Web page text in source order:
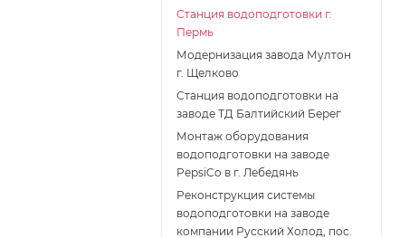
Станция водоподготовки г.
Пермь
Модернизация завода Мултон
г. Щелково
Станция водоподготовки на
заводе ТД Балтийский Берег
Монтаж оборудования
водоподготовки на заводе
PepsiCo в г. Лебедянь
Реконструкция системы
водоподготовки на заводе
компании Русский Холод, пос.